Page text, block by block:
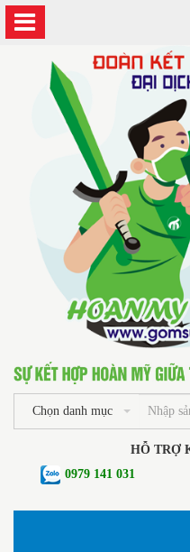
Chọn danh mục
HỖ TRỢ
0979 141 031